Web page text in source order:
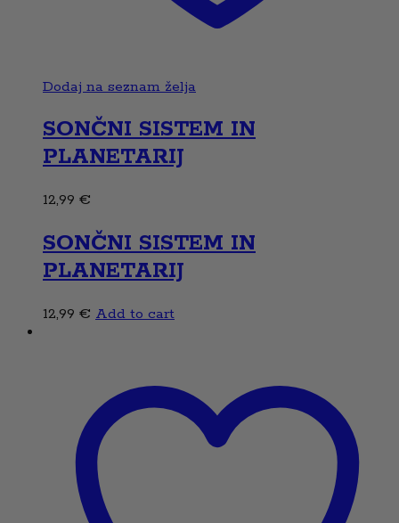
Dodaj na seznam želja
SONČNI SISTEM IN
PLANETARIJ
12,99 €
SONČNI SISTEM IN
PLANETARIJ
12,99 € Add to cart